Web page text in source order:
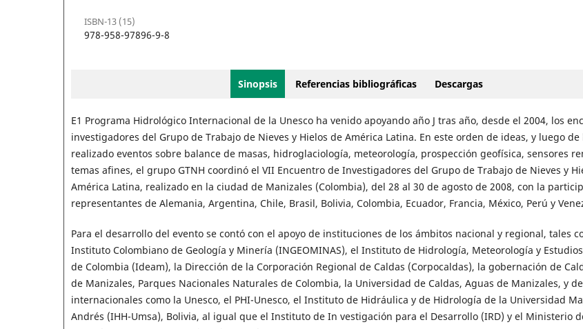
ISBN-13 (15)
978-958-97896-9-8
Sinopsis Referencias bibliográficas Descargas
E1 Programa Hidrológico Internacional de la Unesco ha venido apoyando año J tras año, desde el 2004, los
investigadores del Grupo de Trabajo de Nieves y Hielos de América Latina. En este orden de ideas, y luego de
realizado eventos sobre balance de masas, hidroglaciología, meteorología, prospección geofísica, sensores
temas afines, el grupo GTNH coordinó el VII Encuentro de Investigadores del Grupo de Trabajo de Nieves y
América Latina, realizado en la ciudad de Manizales (Colombia), del 28 al 30 de agosto de 2008, con la
representantes de Alemania, Argentina, Chile, Brasil, Bolivia, Colombia, Ecuador, Francia, México, Perú y
Para el desarrollo del evento se contó con el apoyo de instituciones de los ámbitos nacional y regional, tales
Instituto Colombiano de Geología y Minería (INGEOMINAS), el Instituto de Hidrología, Meteorología y
de Colombia (Ideam), la Dirección de la Corporación Regional de Caldas (Corpocaldas), la gobernación de
de Manizales, Parques Nacionales Naturales de Colombia, la Universidad de Caldas, Aguas de Manizales, y
internacionales como la Unesco, el PHI-Unesco, el Instituto de Hidráulica y de Hidrología de la Universidad
Andrés (IHH-Umsa), Bolivia, al igual que el Instituto de In vestigación para el Desarrollo (IRD) y el Ministerio